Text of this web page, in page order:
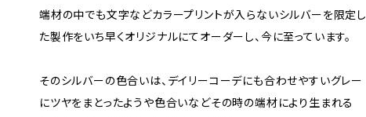
端材の中でも文字などカラープリントが入らないシルバーを限定し
た製作をいち早くオリジナルにてオーダーし、今に至っています。
そのシルバーの色合いは、デイリーコーデにも合わせやすいグレー
にツヤをまとったようや色合いなどその時の端材により生まれる